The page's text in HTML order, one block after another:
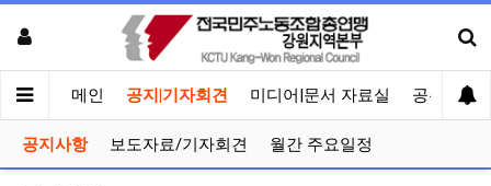
메인 공지|기자회견 미디어|문서 자료실 공유게시
공지사항 보도자료/기자회견 월간 주요일정